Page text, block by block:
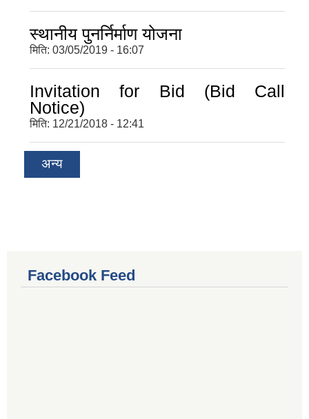
स्थानीय पुनर्निर्माण योजना
मिति: 03/05/2019 - 16:07
Invitation for Bid (Bid Call
Notice)
मिति: 12/21/2018 - 12:41
अन्य
Facebook Feed